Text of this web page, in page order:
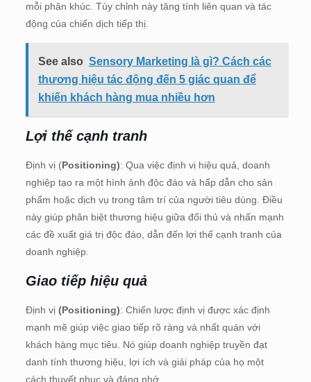
mỗi phân khúc. Tùy chỉnh này tăng tính liên quan và tác
động của chiến dịch tiếp thị.
See also Sensory Marketing là gì? Cách các
thương hiệu tác động đến 5 giác quan để
khiến khách hàng mua nhiều hơn
Lợi thế cạnh tranh
Định vị (Positioning): Qua việc định vị hiệu quả, doanh
nghiệp tạo ra một hình ảnh độc đáo và hấp dẫn cho sản
phẩm hoặc dịch vụ trong tâm trí của người tiêu dùng. Điều
này giúp phân biệt thương hiệu giữa đối thủ và nhấn mạnh
các đề xuất giá trị độc đáo, dẫn đến lợi thế cạnh tranh của
doanh nghiệp.
Giao tiếp hiệu quả
Định vị (Positioning): Chiến lược định vị được xác định
mạnh mẽ giúp việc giao tiếp rõ ràng và nhất quán với
khách hàng mục tiêu. Nó giúp doanh nghiệp truyền đạt
danh tính thương hiệu, lợi ích và giải pháp của họ một
cách thuyết phục và đáng nhớ.